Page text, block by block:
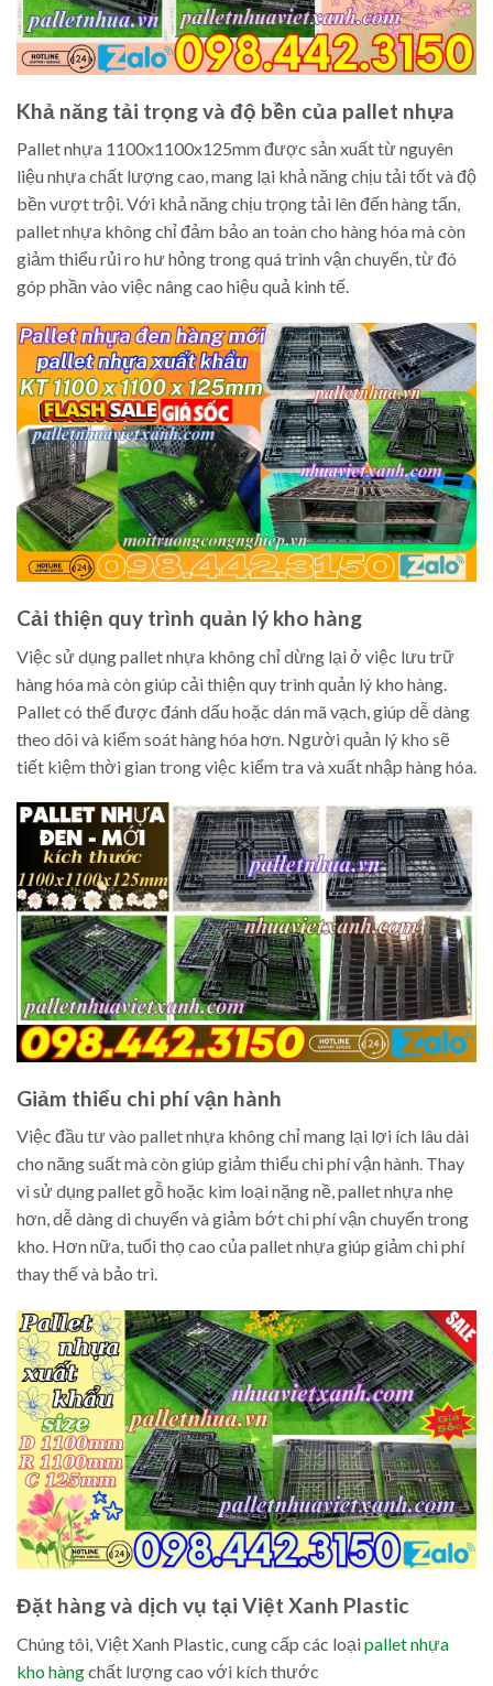
Khả năng tải trọng và độ bền của pallet nhựa
Pallet nhựa 1100x1100x125mm được sản xuất từ nguyên
liệu nhựa chất lượng cao, mang lại khả năng chịu tải tốt và độ
bền vượt trội. Với khả năng chịu trọng tải lên đến hàng tấn,
pallet nhựa không chỉ đảm bảo an toàn cho hàng hóa mà còn
giảm thiểu rủi ro hư hỏng trong quá trình vận chuyển, từ đó
góp phần vào việc nâng cao hiệu quả kinh tế.
Cải thiện quy trình quản lý kho hàng
Việc sử dụng pallet nhựa không chỉ dừng lại ở việc lưu trữ
hàng hóa mà còn giúp cải thiện quy trình quản lý kho hàng.
Pallet có thể được đánh dấu hoặc dán mã vạch, giúp dễ dàng
theo dõi và kiểm soát hàng hóa hơn. Người quản lý kho sẽ
tiết kiệm thời gian trong việc kiểm tra và xuất nhập hàng hóa.
Giảm thiểu chi phí vận hành
Việc đầu tư vào pallet nhựa không chỉ mang lại lợi ích lâu dài
cho năng suất mà còn giúp giảm thiểu chi phí vận hành. Thay
vì sử dụng pallet gỗ hoặc kim loại nặng nề, pallet nhựa nhẹ
hơn, dễ dàng di chuyển và giảm bớt chi phí vận chuyển trong
kho. Hơn nữa, tuổi thọ cao của pallet nhựa giúp giảm chi phí
thay thế và bảo trì.
Đặt hàng và dịch vụ tại Việt Xanh Plastic
Chúng tôi, Việt Xanh Plastic, cung cấp các loạipallet nhựa
kho hàngchất lượng cao với kích thước